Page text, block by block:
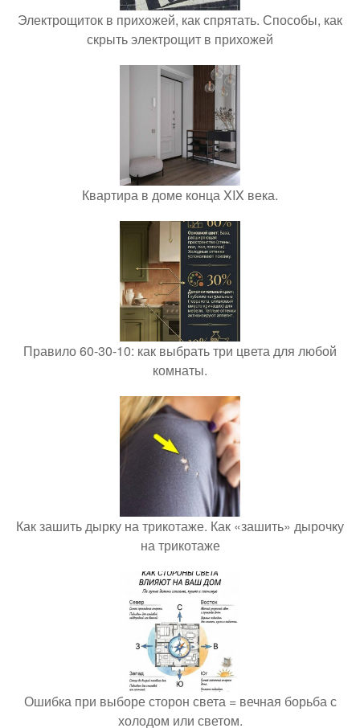
Электрощиток в прихожей, как спрятать. Способы, как
скрыть электрощит в прихожей
Квартира в доме конца XIX века.
Правило 60-30-10: как выбрать три цвета для любой
комнаты.
Как зашить дырку на трикотаже. Как «зашить» дырочку
на трикотаже
Ошибка при выборе сторон света = вечная борьба с
холодом или светом.